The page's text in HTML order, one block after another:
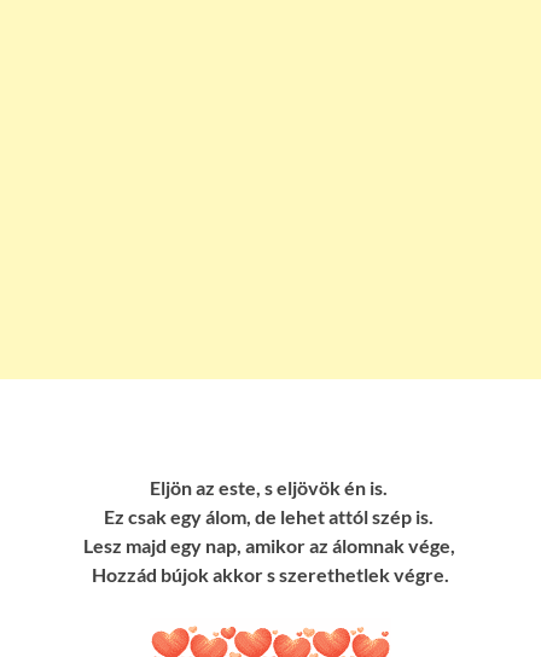
Eljön az este, s eljövök én is.
Ez csak egy álom, de lehet attól szép is.
Lesz majd egy nap, amikor az álomnak vége,
Hozzád bújok akkor s szerethetlek végre.